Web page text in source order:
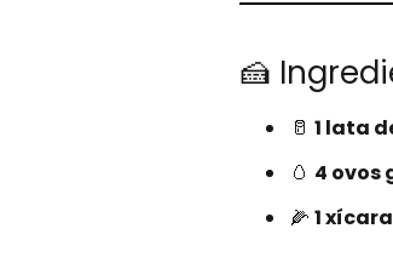
🍰
🥛 1 lata
🥚 4 ovos
🌽 1